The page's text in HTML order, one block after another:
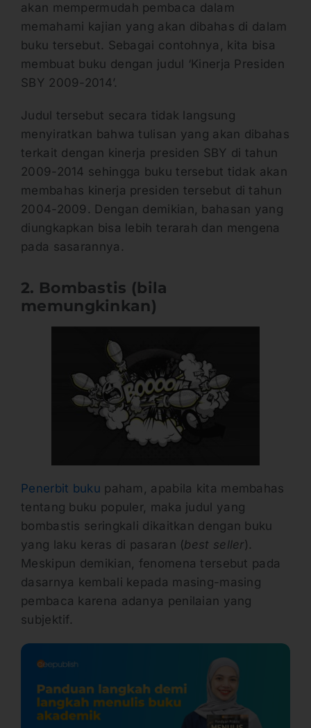
akan mempermudah pembaca dalam
memahami kajian yang akan dibahas di dalam
buku tersebut. Sebagai contohnya, kita bisa
membuat buku dengan judul ‘Kinerja Presiden
SBY 2009-2014’.
Judul tersebut secara tidak langsung
menyiratkan bahwa tulisan yang akan dibahas
terkait dengan kinerja presiden SBY di tahun
2009-2014 sehingga buku tersebut tidak akan
membahas kinerja presiden tersebut di tahun
2004-2009. Dengan demikian, bahasan yang
diungkapkan bisa lebih terarah dan mengena
pada sasarannya.
2. Bombastis (bila
memungkinkan)
Penerbit buku paham, apabila kita membahas
tentang buku populer, maka judul yang
bombastis seringkali dikaitkan dengan buku
yang laku keras di pasaran (best seller).
Meskipun demikian, fenomena tersebut pada
dasarnya kembali kepada masing-masing
pembaca karena adanya penilaian yang
subjektif.